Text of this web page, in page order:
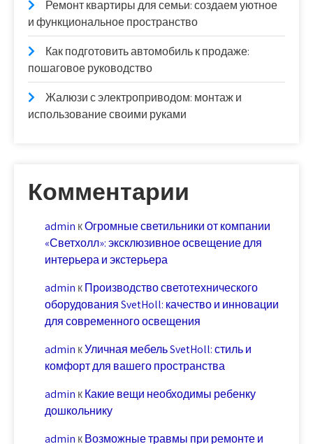
Ремонт квартиры для семьи: создаем уютное
и функциональное пространство
Как подготовить автомобиль к продаже:
пошаговое руководство
Жалюзи с электроприводом: монтаж и
использование своими руками
Комментарии
admin кОгромные светильники от компании
«Светхолл»: эксклюзивное освещение для
интерьера и экстерьера
admin кПроизводство светотехнического
оборудования SvetHoll: качество и инновации
для современного освещения
admin кУличная мебель SvetHoll: стиль и
комфорт для вашего пространства
admin кКакие вещи необходимы ребенку
дошкольнику
admin кВозможные травмы при ремонте и